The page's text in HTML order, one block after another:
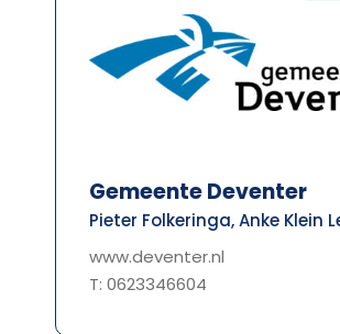
Gemeente Deventer
Pieter Folkeringa, Anke Klein
www.deventer.nl
T: 0623346604